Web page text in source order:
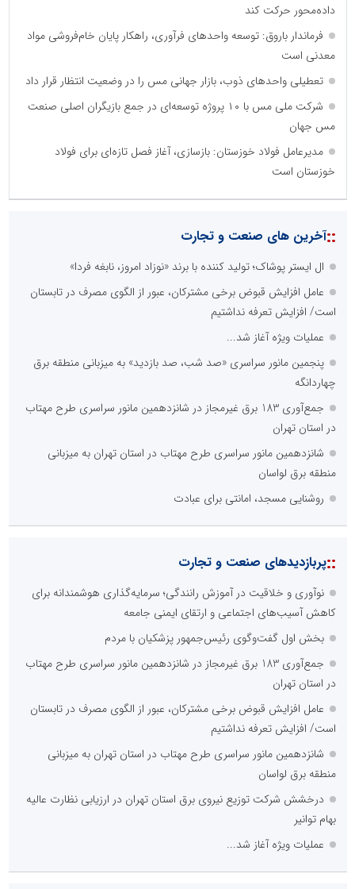
داده‌محور حرکت کند
فرماندار باروق: توسعه واحدهای فرآوری، راهکار پایان خام‌فروشی مواد
معدنی است
تعطیلی واحدهای ذوب، بازار جهانی مس را در وضعیت انتظار قرار داد
شرکت ملی مس با ۱۰ پروژه توسعه‌ای در جمع بازیگران اصلی صنعت
مس جهان
مدیرعامل فولاد خوزستان: بازسازی، آغاز فصل تازه‌ای برای فولاد
خوزستان است
::آخرین های صنعت و تجارت
ال ایستر پوشاک؛ تولید کننده با برند «نوزاد امروز، نابغه فردا»
عامل افزایش قبوض برخی مشترکان، عبور از الگوی مصرف در تابستان
است/ افزایش تعرفه نداشتیم
عملیات ویژه آغاز شد...
پنجمین مانور سراسری «صد شب، صد بازدید» به میزبانی منطقه برق
چهاردانگه
جمع‌آوری 183 برق غیرمجاز در شانزدهمین مانور سراسری طرح مهتاب
در استان تهران
شانزدهمین مانور سراسری طرح مهتاب در استان تهران به میزبانی
منطقه برق لواسان
روشنایی مسجد، امانتی برای عبادت
::پربازدیدهای صنعت و تجارت
نوآوری و خلاقیت در آموزش رانندگی؛ سرمایه‌گذاری هوشمندانه برای
کاهش آسیب‌های اجتماعی و ارتقای ایمنی جامعه
بخش اول گفت‌وگوی رئیس‌جمهور پزشکیان با مردم
جمع‌آوری 183 برق غیرمجاز در شانزدهمین مانور سراسری طرح مهتاب
در استان تهران
عامل افزایش قبوض برخی مشترکان، عبور از الگوی مصرف در تابستان
است/ افزایش تعرفه نداشتیم
شانزدهمین مانور سراسری طرح مهتاب در استان تهران به میزبانی
منطقه برق لواسان
درخشش شرکت توزیع نیروی برق استان تهران در ارزیابی نظارت عالیه
بهام توانیر
عملیات ویژه آغاز شد...